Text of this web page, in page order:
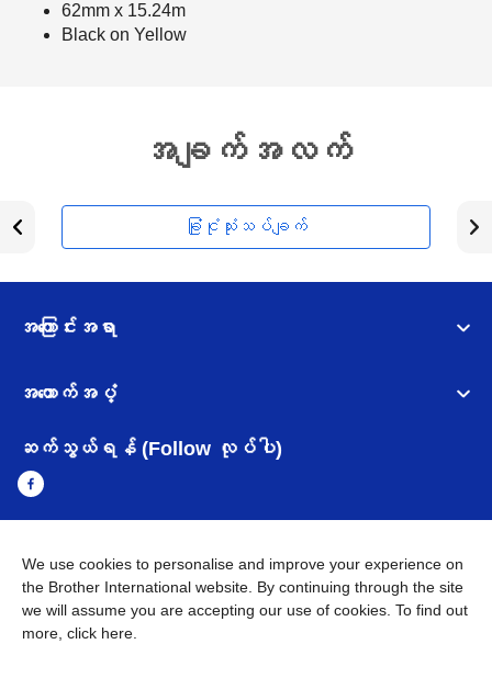
62mm x 15.24m
Black on Yellow
အချက်အလက်
ခြုံငုံသုံးသပ်ချက်
အကြောင်းအရာ
အထောက်အပံ့
ဆက်သွယ်ရန် (Follow လုပ်ပါ)
Myanmar Brother ၏ ကမ္ဘာတစ်ဝန်းရှိ ကွန်ယက်များ
အချက်အလက်မူဝါဒ အသုံးပြုမူဝါဒ
သုံးစွဲရန် ဝက်ဆိုဒ်အညွှန်း
Brother Global ဝက်ဆိုဒ်သို့သွားရန်
We use cookies to personalise and improve your experience on
the Brother International website. By continuing through the site
we will assume you are accepting our use of cookies. To find out
more, click here